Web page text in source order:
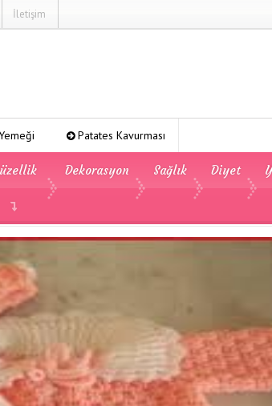
İletişim
Şeker Pare
Dekorasyon Sağlık Diyet